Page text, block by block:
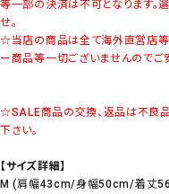
等一部の決済は不可となります。
せ。
☆当店の商品は全て海外直営店等
ー商品等一切ございませんのでご
☆SALE商品の交換、返品は不良品
下さい。
【サイズ詳細】
M (肩幅43cm/身幅50cm/着丈